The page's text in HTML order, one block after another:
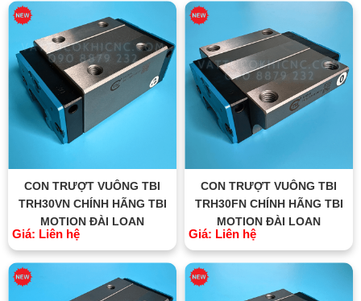
CON TRƯỢT VUÔNG TBI
TRH30VN CHÍNH HÃNG TBI
MOTION ĐÀI LOAN
Giá: Liên hệ
CON TRƯỢT VUÔNG TBI
TRH30FN CHÍNH HÃNG TBI
MOTION ĐÀI LOAN
Giá: Liên hệ